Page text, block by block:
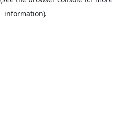
information).